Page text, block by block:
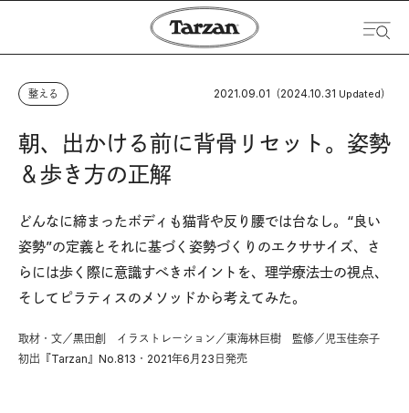
整える 2021.09.01 （2024.10.31 Updated）
朝、出かける前に背骨リセット。姿勢
＆歩き方の正解
どんなに締まったボディも猫背や反り腰では台なし。“良い
姿勢”の定義とそれに基づく姿勢づくりのエクササイズ、さ
らには歩く際に意識すべきポイントを、理学療法士の視点、
そしてピラティスのメソッドから考えてみた。
取材・文／黒田創 イラストレーション／東海林巨樹 監修／児玉佳奈子
初出『Tarzan』No.813・2021年6月23日発売